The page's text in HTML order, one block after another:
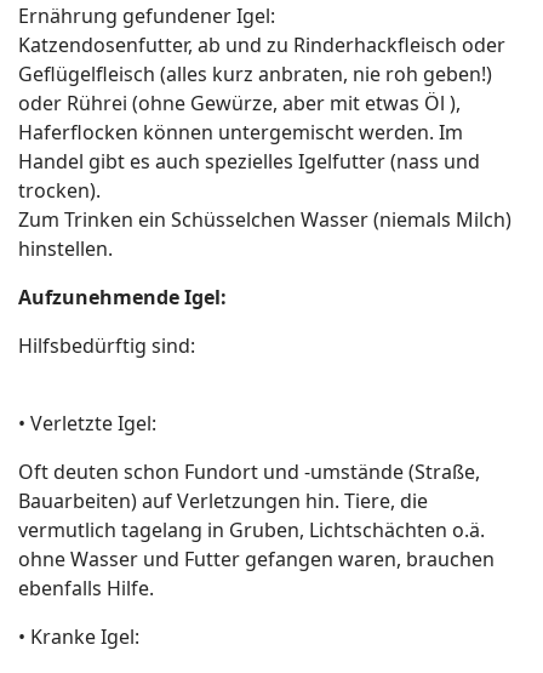
Ernährung gefundener Igel:
Katzendosenfutter, ab und zu Rinderhackfleisch oder
Geflügelfleisch (alles kurz anbraten, nie roh geben!)
oder Rührei (ohne Gewürze, aber mit etwas Öl ),
Haferflocken können untergemischt werden. Im
Handel gibt es auch spezielles Igelfutter (nass und
trocken).
Zum Trinken ein Schüsselchen Wasser (niemals Milch)
hinstellen.
Aufzunehmende Igel:
Hilfsbedürftig sind:
• Verletzte Igel:
Oft deuten schon Fundort und -umstände (Straße,
Bauarbeiten) auf Verletzungen hin. Tiere, die
vermutlich tagelang in Gruben, Lichtschächten o.ä.
ohne Wasser und Futter gefangen waren, brauchen
ebenfalls Hilfe.
• Kranke Igel: